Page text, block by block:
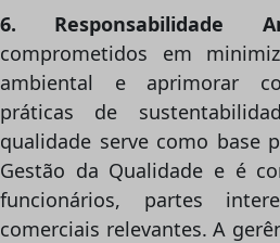
6. Responsabilidade
comprometidos em
ambiental e aprimorar
práticas de
qualidade serve como base
Gestão da Qualidade e é
funcionários, partes
comerciais relevantes. A